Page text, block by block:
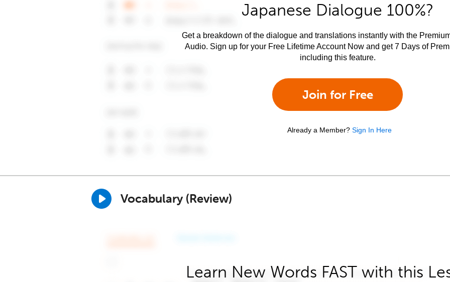
Japanese Dialogue 100%?
Get a breakdown of the dialogue and translations instantly with the
Audio. Sign up for your Free Lifetime Account Now and get 7 Days of
including this feature.
Join for Free
Already a Member? Sign In Here
Vocabulary (Review)
Learn New Words FAST with this